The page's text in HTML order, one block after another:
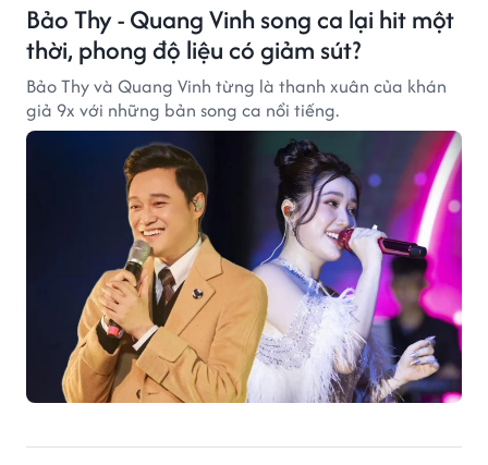
Bảo Thy - Quang Vinh song ca lại hit một
thời, phong độ liệu có giảm sút?
Bảo Thy và Quang Vinh từng là thanh xuân của khán
giả 9x với những bản song ca nổi tiếng.